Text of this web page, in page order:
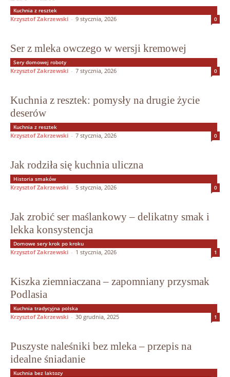
Kuchnia z resztek
Krzysztof Zakrzewski - 9 stycznia, 2026 0
Ser z mleka owczego w wersji kremowej
Sery domowej roboty
Krzysztof Zakrzewski - 7 stycznia, 2026 0
Kuchnia z resztek: pomysły na drugie życie
deserów
Kuchnia z resztek
Krzysztof Zakrzewski - 7 stycznia, 2026 0
Jak rodziła się kuchnia uliczna
Historia smaków
Krzysztof Zakrzewski - 5 stycznia, 2026 0
Jak zrobić ser maślankowy – delikatny smak i
lekka konsystencja
Domowe sery krok po kroku
Krzysztof Zakrzewski - 1 stycznia, 2026 1
Kiszka ziemniaczana – zapomniany przysmak
Podlasia
Kuchnia tradycyjna polska
Krzysztof Zakrzewski - 30 grudnia, 2025 1
Puszyste naleśniki bez mleka – przepis na
idealne śniadanie
Kuchnia bez laktozy